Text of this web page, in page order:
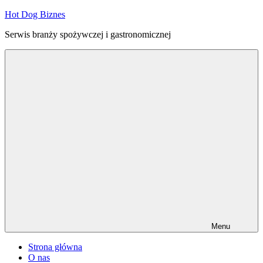
Przejdź
treści
Hot Dog Biznes
Serwis branży spożywczej i gastronomicznej
Menu
Strona główna
O nas